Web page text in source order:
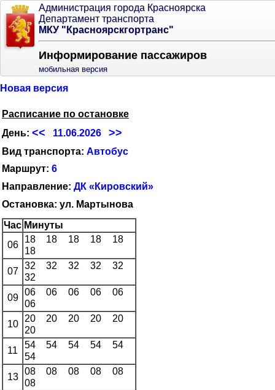
Администрация города Красноярска
Департамент транспорта
МКУ "Красноярскгортранс"
Информирование пассажиров
мобильная версия
Новая версия
Расписание по остановке
День: << 11.06.2026 >>
Вид транспорта: Автобус
Маршрут: 6
Направление: ДК «Кировский»
Остановка: ул. Мартынова
Час Минуты
06
18 18 18 18
18
18
07
32 32 32 32
32
32
09
06 06 06 06
06
06
10
20 20 20 20
20
20
11
54 54 54 54
54
54
13
08 08 08 08
08
08